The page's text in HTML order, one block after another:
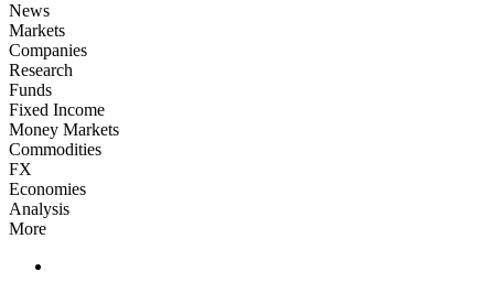
News
Markets
Companies
Research
Funds
Fixed Income
Money Markets
Commodities
FX
Economies
Analysis
More